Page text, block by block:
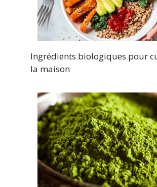
Ingrédients biologiques pour
la maison